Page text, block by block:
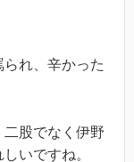
れ、辛かった
股でなく伊野
いですね。